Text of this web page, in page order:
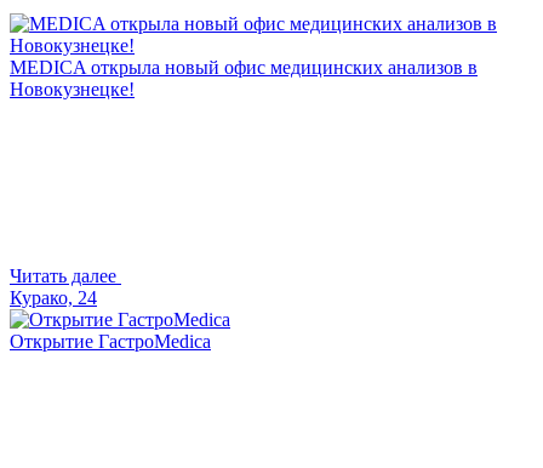
MEDICA открыла новый офис медицинских анализов в
Новокузнецке!
Читать далее
Курако, 24
Открытие ГастроMedica